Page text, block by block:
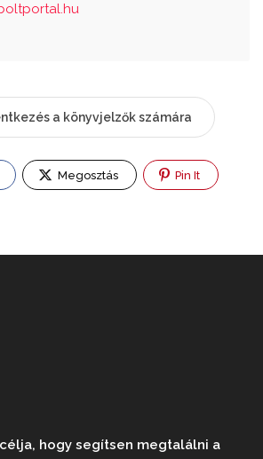
a könyvjelzők számára
Megosztás Pin It
hogy segítsen megtalálni a